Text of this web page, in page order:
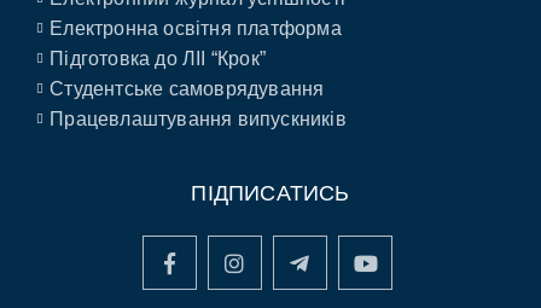
Електронна освітня платформа
Підготовка до ЛІІ “Крок”
Студентське самоврядування
Працевлаштування випускників
ПІДПИСАТИСЬ